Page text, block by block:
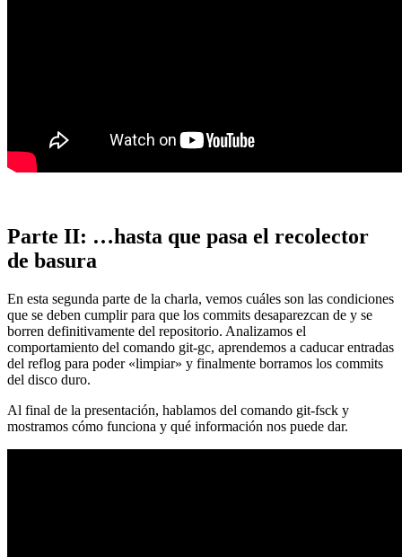
Parte II: …hasta que pasa el recolector
de basura
En esta segunda parte de la charla, vemos cuáles son las condiciones
que se deben cumplir para que los commits desaparezcan de y se
borren definitivamente del repositorio. Analizamos el
comportamiento del comando git-gc, aprendemos a caducar entradas
del reflog para poder «limpiar» y finalmente borramos los commits
del disco duro.
Al final de la presentación, hablamos del comando git-fsck y
mostramos cómo funciona y qué información nos puede dar.